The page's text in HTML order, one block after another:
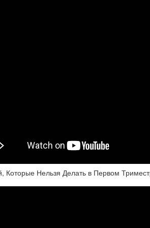
Которые Нельзя Делать в Первом